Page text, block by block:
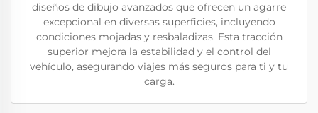
diseños de dibujo avanzados que ofrecen un agarre
excepcional en diversas superficies, incluyendo
condiciones mojadas y resbaladizas. Esta tracción
superior mejora la estabilidad y el control del
vehículo, asegurando viajes más seguros para ti y tu
carga.